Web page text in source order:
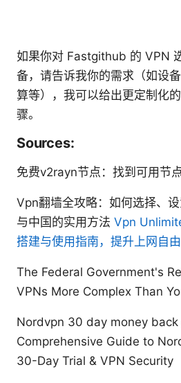
如果你对 Fastgithub 的 VPN
备，请告诉我你的需求（如设
算等），我可以给出更定制化
骤。
Sources:
免费v2rayn节点：找到可用节
Vpn翻墙全攻略：如何选择、
与中国的实用方法 Vpn
搭建与使用指南，提升上网自
The Federal Government's
VPNs More Complex Than
Nordvpn 30 day money
Comprehensive Guide to
30-Day Trial & VPN Security